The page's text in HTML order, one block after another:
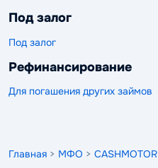
Под залог
Под залог
Рефинансирование
Для погашения других займов
Главная > МФО > CASHMOTOR